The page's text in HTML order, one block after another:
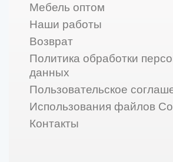
Мебель оптом
Наши работы
Возврат
Политика обработки
данных
Пользовательское
Использования файлов
Контакты